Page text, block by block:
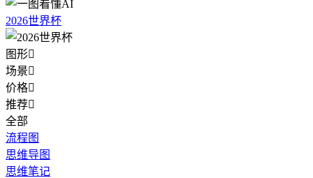
2026世界杯
图形
场景
价格
推荐
全部
流程图
思维导图
思维笔记